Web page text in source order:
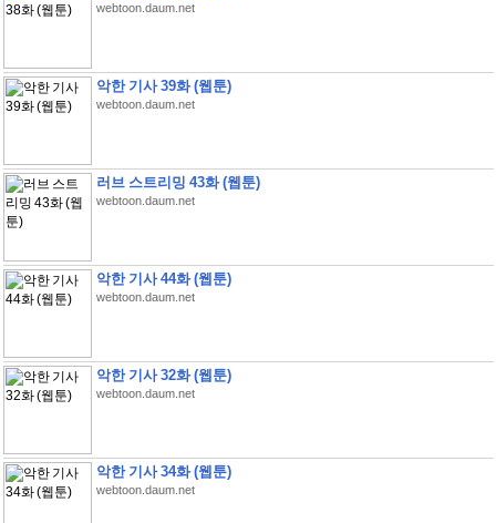
webtoon.daum.net
악한 기사 39화 (웹툰)
webtoon.daum.net
러브 스트리밍 43화 (웹툰)
webtoon.daum.net
악한 기사 44화 (웹툰)
webtoon.daum.net
악한 기사 32화 (웹툰)
webtoon.daum.net
악한 기사 34화 (웹툰)
webtoon.daum.net